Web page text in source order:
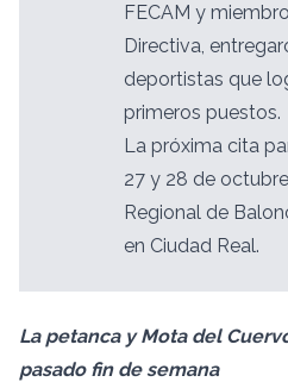
FECAM y
Directiva,
deportistas que
primeros puestos.
La próxima cita
27 y 28 de
Regional de
en Ciudad Real.
La petanca y Mota del
pasado fin de semana